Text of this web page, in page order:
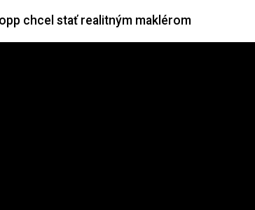
chcel stať realitným maklérom